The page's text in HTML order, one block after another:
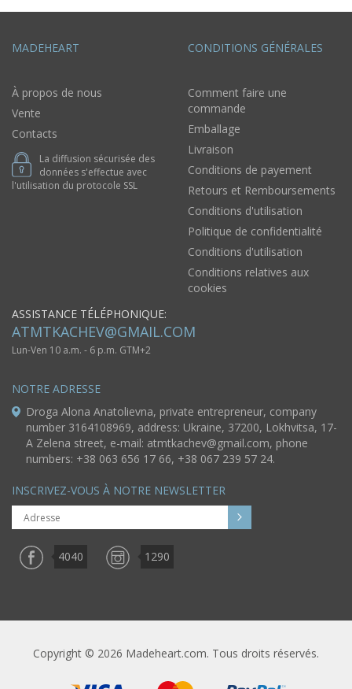
MADEHEART
À propos de nous
Vente
Contacts
La diffusion sécurisée des
données s'effectue avec
l'utilisation du protocole SSL
CONDITIONS GÉNÉRALES
Comment faire une
commande
Emballage
Livraison
Conditions de payement
Retours et Remboursements
Conditions d'utilisation
Politique de confidentialité
Conditions d'utilisation
Conditions relatives aux
cookies
ASSISTANCE TÉLÉPHONIQUE:
ATMTKACHEV@GMAIL.COM
Lun-Ven 10 a.m. - 6 p.m. GTM+2
NOTRE ADRESSE
Droga Alona Anatolievna, private entrepreneur, company
number 3164108969, address: Ukraine, 37200, Lokhvitsa, 17-
A Zelena street, e-mail: atmtkachev@gmail.com, phone
numbers: +38 063 656 17 66, +38 067 239 57 24.
INSCRIVEZ-VOUS À NOTRE NEWSLETTER
4040 1290
Copyright © 2026 Madeheart.com. Tous droits réservés.